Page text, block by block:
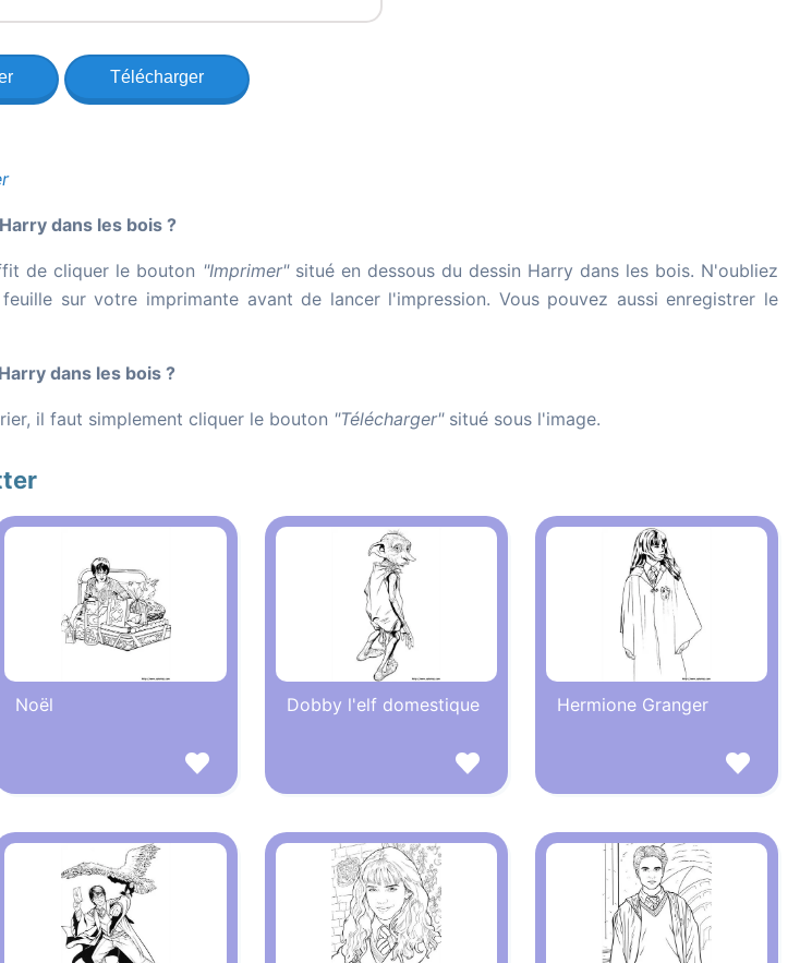
Télécharger
dans les bois ?
de cliquer le bouton "Imprimer"situé en dessous du dessin Harry dans les bois. N'oubliez
sur votre imprimante avant de lancer l'impression. Vous pouvez aussi enregistrer le
dans les bois ?
il faut simplement cliquer le bouton "Télécharger"situé sous l'image.
Noël Dobby l'elf domestique Hermione Granger